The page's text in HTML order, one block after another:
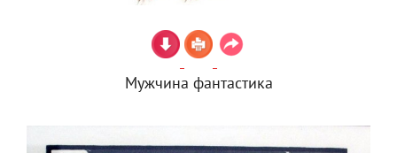
Мужчина фантастика